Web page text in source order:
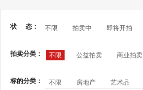
状 态： 不限 拍卖中 即将开拍
拍卖分类： 不限 公益拍卖 商业拍卖
标的分类： 不限 房地产 艺术品